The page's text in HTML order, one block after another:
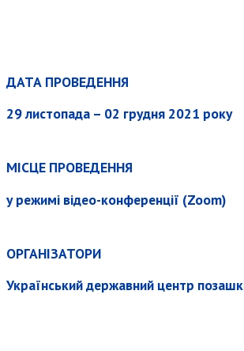
ДАТА ПРОВЕДЕННЯ
29 листопада – 02 грудня 2021 року
МІСЦЕ ПРОВЕДЕННЯ
у режимі відео-конференції (Zoom)
ОРГАНІЗАТОРИ
Український державний центр